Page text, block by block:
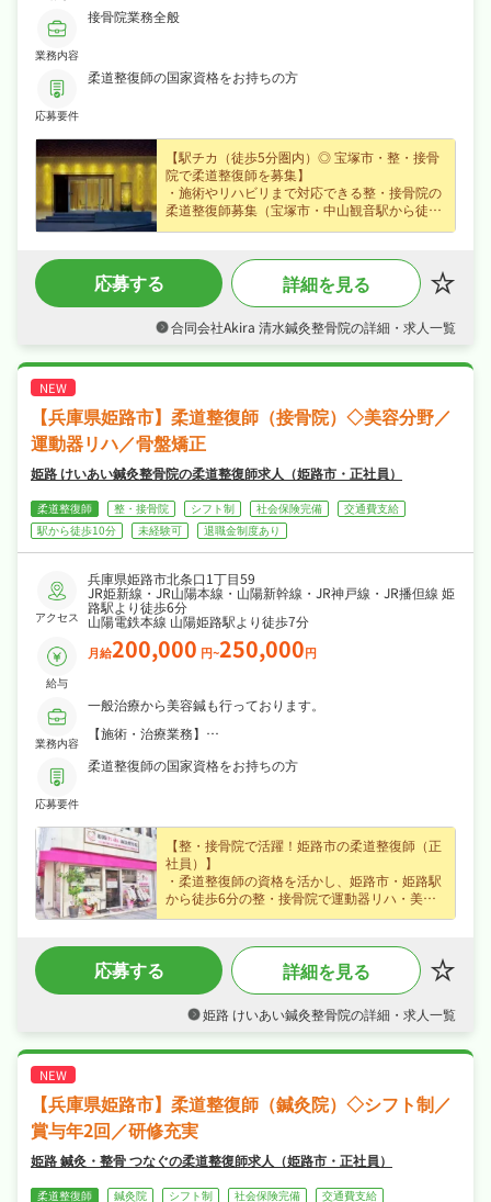
業務内容
接骨院業務全般
応募要件
柔道整復師の国家資格をお持ちの方
【駅チカ（徒歩5分圏内）◎ 宝塚市・整・接骨
院で柔道整復師を募集】
・施術やリハビリまで対応できる整・接骨院の
柔道整復師募集（宝塚市・中山観音駅から徒歩
・月給23〜50万円（正社員）、賞与あり・住宅
手当など各種手当など好待遇で、腰を据えて長
く活躍できます☆
週休2日制なので、日勤のみでご家庭や趣味と
・社会保険完備、住宅補助・社宅制度あり、研
応募する 詳細を見る
合同会社Akira 清水鍼灸整骨院の詳細・求人一覧
【兵庫県姫路市】柔道整復師（接骨院）◇美容分野／
運動器リハ／骨盤矯正
姫路 けいあい鍼灸整骨院の柔道整復師求人（姫路市・正社員）
柔道整復師 整・接骨院 シフト制 社会保険完備
交通費支給
駅から徒歩10分
未経験可 退職金制度あり
アクセス
兵庫県姫路市北条口1丁目59
JR姫新線・JR山陽本線・山陽新幹線・JR神戸線・JR播但線 姫
路駅より徒歩6分
山陽電鉄本線 山陽姫路駅より徒歩7分
給与
月給200,000 円~250,000円
業務内容
一般治療から美容鍼も行っております。
【施術・治療業務】
・深層筋へのアプローチ（インナーマッスルへの施術）
・急性外傷（骨折、脱臼、捻挫、打撲、挫傷）に対する処置
【カウンセリング・検査業務】
・初診時の問診（カウンセリング）、動作確認
・姿勢分析（AI姿勢診断等のツール活用）
・患者様への症状説明、治療計画の立案および提案
・再診時の状態評価とアドバイス
【管理・運営業務】
・売上管理、数値目標の管理
・カルテ管理（電子・紙）
・院内清掃、タオルの洗濯等の環境整備
・受付業務、電話対応、予約管理
【育成・その他】
・SNS（LINEやInstagram等）を用いた広報・情報発信
応募要件
柔道整復師の国家資格をお持ちの方
【整・接骨院で活躍！姫路市の柔道整復師（正
社員）】
・柔道整復師の資格を活かし、姫路市・姫路駅
から徒歩6分の整・接骨院で運動器リハ・美容
分野など施術やリハビリをお任せ、経験不問な
・昇給ありなど好待遇で、月給20〜25万円の正
社員求人、安定した収入を目指せます♪
・週休2日制・日曜・祝日休み、日勤のみでオ
・社会保険完備で、あなたの「働きたい」を全
応募する 詳細を見る
姫路 けいあい鍼灸整骨院の詳細・求人一覧
【兵庫県姫路市】柔道整復師（鍼灸院）◇シフト制／
賞与年2回／研修充実
姫路 鍼灸・整骨 つなぐの柔道整復師求人（姫路市・正社員）
柔道整復師 鍼灸院 シフト制 社会保険完備
交通費支給